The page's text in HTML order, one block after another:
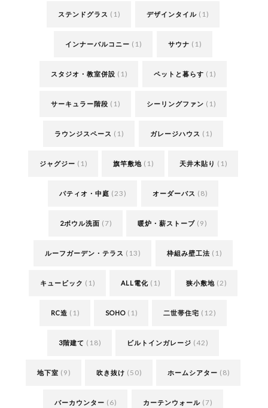
ステンドグラス (1) デザインタイル(1)
インナーバルコニー (1) サウナ (1)
スタジオ・教室併設 (1) ペットと暮らす (1)
サーキュラー階段 (1) シーリングファン (1)
ラウンジスペース (1) ガレージハウス (1)
ジャグジー (1) 旗竿敷地(1) 天井木貼り (1)
パティオ・中庭 (23) オーダーバス (8)
2ボウル洗面 (7) 暖炉・薪ストーブ (9)
ルーフガーデン・テラス (13) 枠組み壁工法 (1)
キュービック (1) ALL電化(1) 狭小敷地 (2)
RC造 (1) SOHO(1) 二世帯住宅 (12)
3階建て (18) ビルトインガレージ (42)
地下室 (9) 吹き抜け (50) ホームシアター (8)
バーカウンター (6) カーテンウォール(7)